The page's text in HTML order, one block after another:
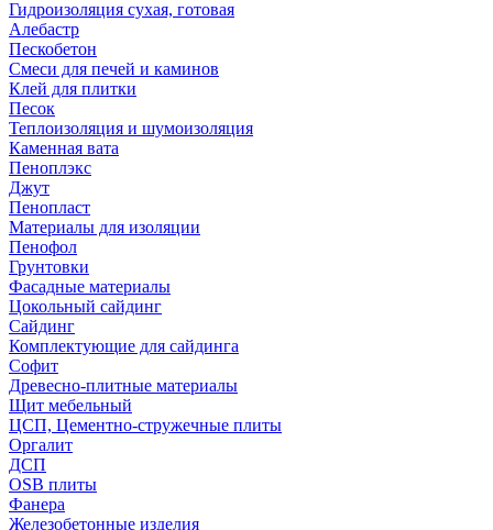
Гидроизоляция сухая, готовая
Алебастр
Пескобетон
Смеси для печей и каминов
Клей для плитки
Песок
Теплоизоляция и шумоизоляция
Каменная вата
Пеноплэкс
Джут
Пенопласт
Материалы для изоляции
Пенофол
Грунтовки
Фасадные материалы
Цокольный сайдинг
Сайдинг
Комплектующие для сайдинга
Софит
Древесно-плитные материалы
Щит мебельный
ЦСП, Цементно-стружечные плиты
Оргалит
ДСП
OSB плиты
Фанера
Железобетонные изделия